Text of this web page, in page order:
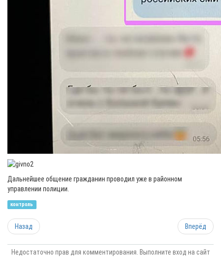
Дальнейшее общение гражданин проводил уже в районном
управлении полиции.
контроль
Назад Вперёд
Недостаточно прав для комментирования. Выполните вход на сайт